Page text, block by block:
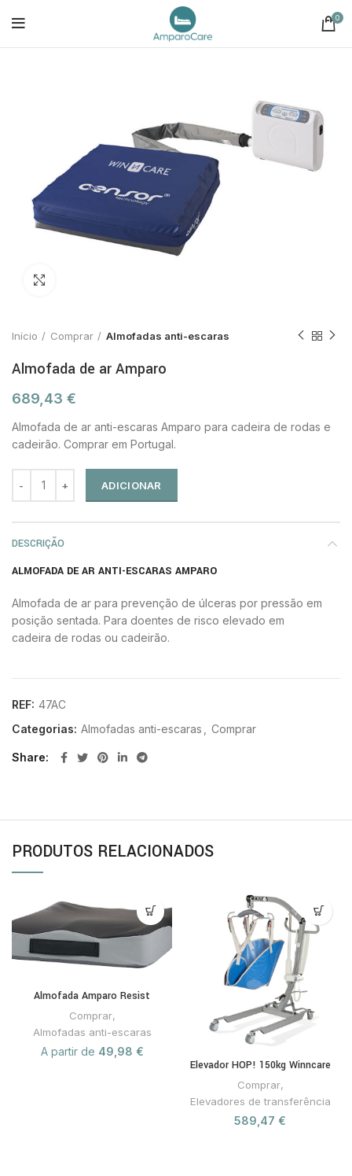
0
Início Comprar Almofadas anti-escaras
Almofada de ar Amparo
689,43 €
Almofada de ar anti-escaras Amparo para cadeira de rodas e
cadeirão. Comprar em Portugal.
ADICIONAR
DESCRIÇÃO
ALMOFADA DE AR ANTI-ESCARAS AMPARO
Almofada de ar para prevenção de úlceras por pressão em
posição sentada. Para doentes de risco elevado em
cadeira de rodas ou cadeirão.
REF: 47AC
Categorias: Almofadas anti-escaras Comprar
Share
PRODUTOS RELACIONADOS
Almofada Amparo Resist
Comprar,
Almofadas anti-escaras
A partir de 49,98 €
Elevador HOP! 150kg Winncare
Comprar,
Elevadores de transferência
589,47 €